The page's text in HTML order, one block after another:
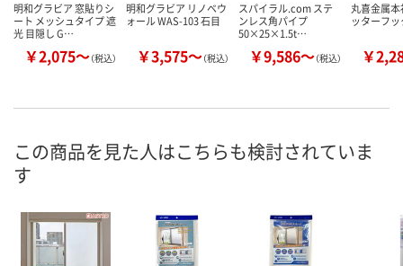
明和グラビア 窓貼りシ
ート メッシュタイプ 遮
光 目隠し G…
￥2,075～（税込）
明和グラビア リノベウ
ォール WAS-103 石目
￥3,575～（税込）
スパイラル.com ステ
ンレス角パイプ
50×25×1.5t…
￥9,586～（税込）
丸喜金属本
ッターフ
￥
この商品を見た人はこちらも検討されていま
す